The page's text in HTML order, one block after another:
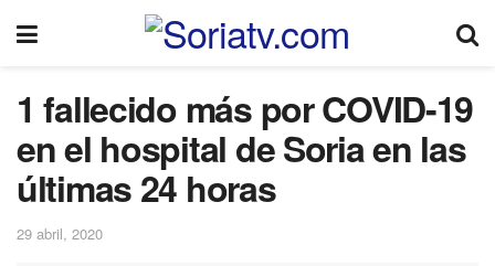
1 fallecido más por COVID-19
en el hospital de Soria en las
últimas 24 horas
29 abril, 2020